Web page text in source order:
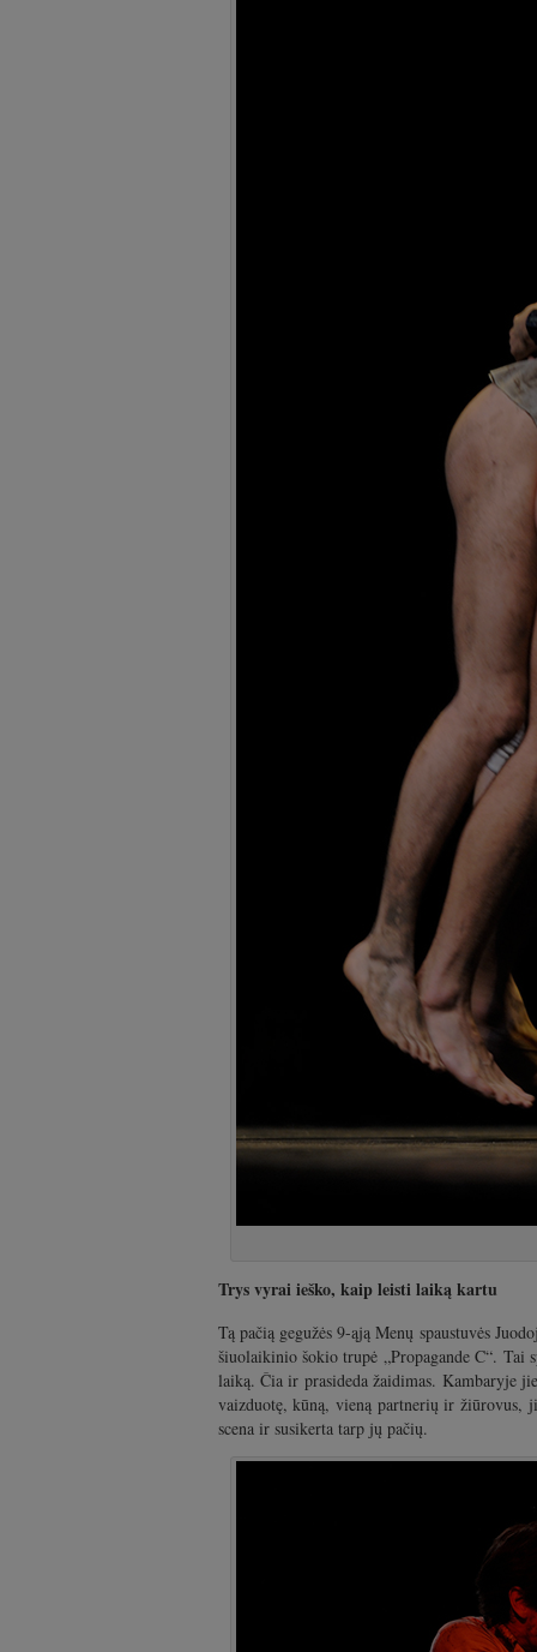
Trys vyrai ieško, kaip leisti laiką kartu
Tą pačią gegužės 9-ąją Menų spaustuvės
šiuolaikinio šokio trupė „Propagande C“.
laiką. Čia ir prasideda žaidimas. Kambaryje
vaizduotę, kūną, vieną partnerių ir žiūrovus,
scena ir susikerta tarp jų pačių.